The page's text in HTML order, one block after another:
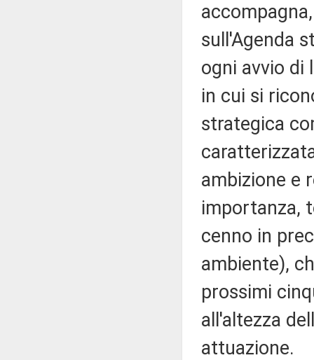
sull'Agenda
ogni avvio di
in cui si
strategica
ambizione e
importanza,
cenno in
ambiente),
prossimi
all'altezza
attuazione.